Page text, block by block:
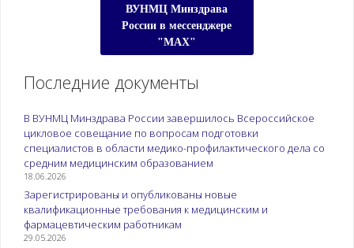
ВУНМЦ Минздрава
России в мессенджере
"МАХ"
Последние документы
В ВУНМЦ Минздрава России завершилось Всероссийское
цикловое совещание по вопросам подготовки
специалистов в области медико-профилактического дела со
средним медицинским образованием
18.06.2026
Зарегистрированы и опубликованы новые
квалификационные требования к медицинским и
фармацевтическим работникам
29.05.2026